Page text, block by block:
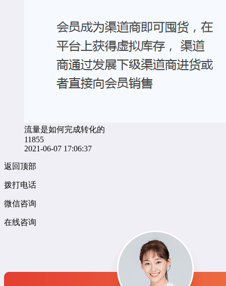
流量是如何完成转化的
11855
2021-06-07 17:06:37
返回顶部
拨打电话
微信咨询
在线咨询